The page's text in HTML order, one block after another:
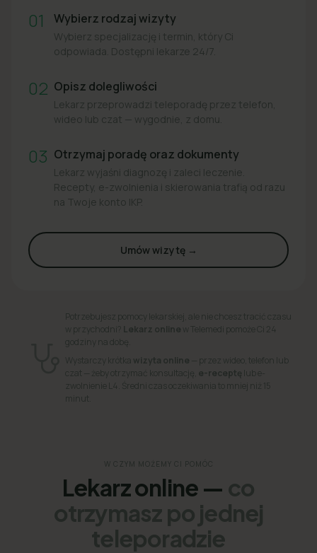
01 Wybierz rodzaj wizyty
Wybierz specjalizację i termin, który Ci
odpowiada. Dostępni lekarze 24/7.
02 Opisz dolegliwości
Lekarz przeprowadzi teleporadę przez telefon,
wideo lub czat — wygodnie, z domu.
03 Otrzymaj poradę oraz dokumenty
Lekarz wyjaśni diagnozę i zaleci leczenie.
Recepty, e-zwolnienia i skierowania trafią od razu
na Twoje konto IKP.
Umów wizytę →
Potrzebujesz pomocy lekarskiej, ale nie chcesz tracić czasu
w przychodni? Lekarz online w Telemedi pomoże Ci 24
godziny na dobę.
Wystarczy krótka wizyta online — przez wideo, telefon lub
czat — żeby otrzymać konsultację, e-receptę lub e-
zwolnienie L4. Średni czas oczekiwania to mniej niż 15
minut.
W CZYM MOŻEMY CI POMÓC
Lekarz online — co
otrzymasz po jednej
teleporadzie